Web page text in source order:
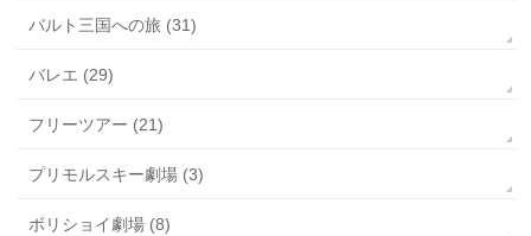
バルト三国への旅 (31)
バレエ (29)
フリーツアー (21)
プリモルスキー劇場 (3)
ボリショイ劇場 (8)